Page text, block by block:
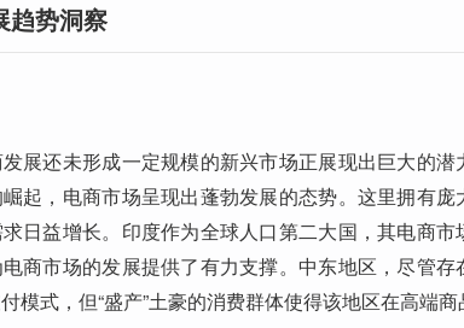
趋势洞察
展还未形成一定规模的新兴市场正展现出巨大的
起，电商市场呈现出蓬勃发展的态势。这里拥有
日益增长。印度作为全球人口第二大国，其电商
商市场的发展提供了有力支撑。中东地区，尽管
模式，但“盛产”土豪的消费群体使得该地区在高端